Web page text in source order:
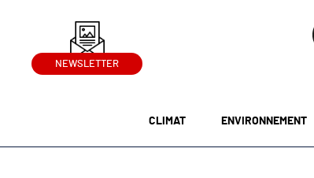
NEWSLETTER
CLIMAT ENVIRONNEMENT